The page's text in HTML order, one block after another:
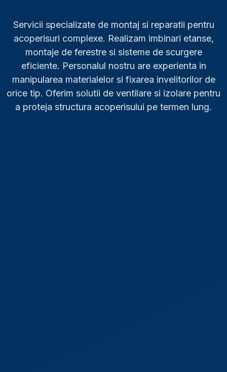
Servicii specializate de montaj si reparatii pentru
acoperisuri complexe. Realizam imbinari etanse,
montaje de ferestre si sisteme de scurgere
eficiente. Personalul nostru are experienta in
manipularea materialelor si fixarea invelitorilor de
orice tip. Oferim solutii de ventilare si izolare pentru
a proteja structura acoperisului pe termen lung.